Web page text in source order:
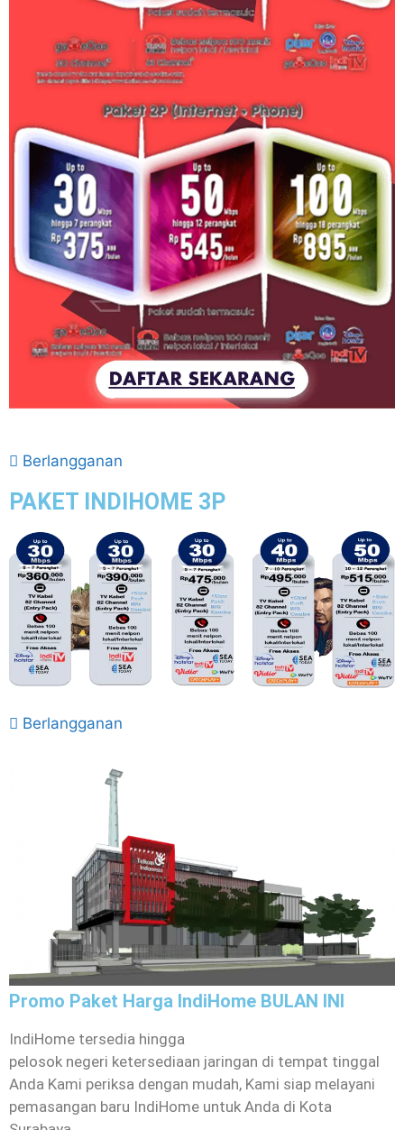
Berlangganan
PAKET INDIHOME 3P
Berlangganan
Promo Paket Harga IndiHome BULAN INI
IndiHome tersedia hingga
pelosok negeri ketersediaan jaringan di tempat tinggal
Anda Kami periksa dengan mudah, Kami siap melayani
pemasangan baru IndiHome untuk Anda di Kota